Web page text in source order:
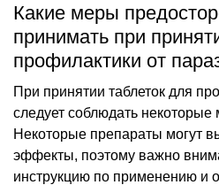
Какие меры
принимать при
профилактики от
При принятии таблеток для
следует соблюдать
Некоторые препараты могут
эффекты, поэтому важно
инструкцию по применению и